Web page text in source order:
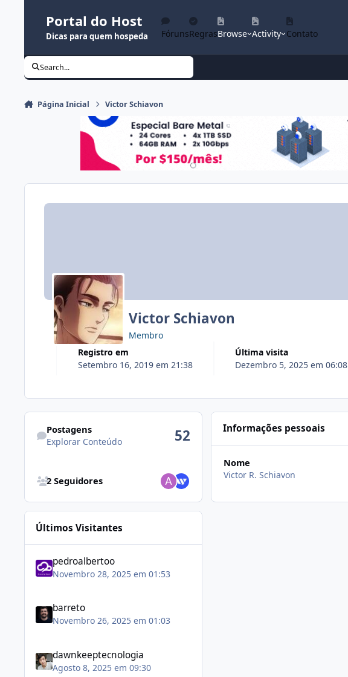
Portal do Host
Dicas para quem hospeda FórunsRegrasBrowse Activity Contato
Search...
Página Inicial Victor Schiavon
Victor Schiavon
Membro
Registro em
Setembro 16, 2019 em 21:38
Última visita
Dezembro 5, 2025 em 06:08
Explorar Conteúdo
Postagens
Explorar Conteúdo 52
2 Seguidores
Informações pessoais
Nome
Victor R. Schiavon
Últimos Visitantes
pedroalbertoo
Novembro 28, 2025 em 01:53
barreto
Novembro 26, 2025 em 01:03
dawnkeeptecnologia
Agosto 8, 2025 em 09:30